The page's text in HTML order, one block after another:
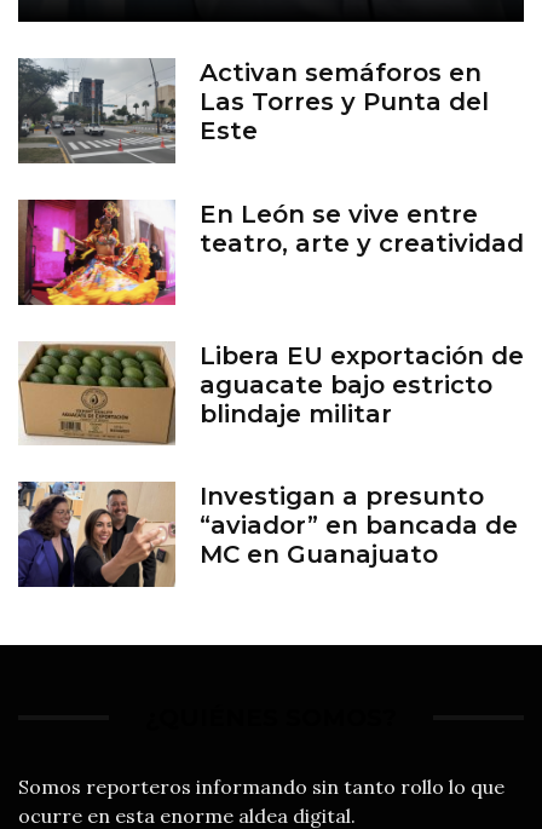
Activan semáforos en
Las Torres y Punta del
Este
En León se vive entre
teatro, arte y creatividad
Libera EU exportación de
aguacate bajo estricto
blindaje militar
Investigan a presunto
“aviador” en bancada de
MC en Guanajuato
Somos reporteros informando sin tanto rollo lo que
ocurre en esta enorme aldea digital.